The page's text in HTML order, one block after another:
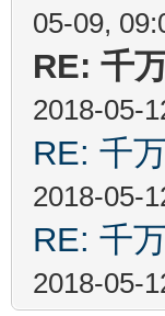
05-09,
RE: 千
2018-05-
RE: 千
2018-05-
RE: 千
2018-05-